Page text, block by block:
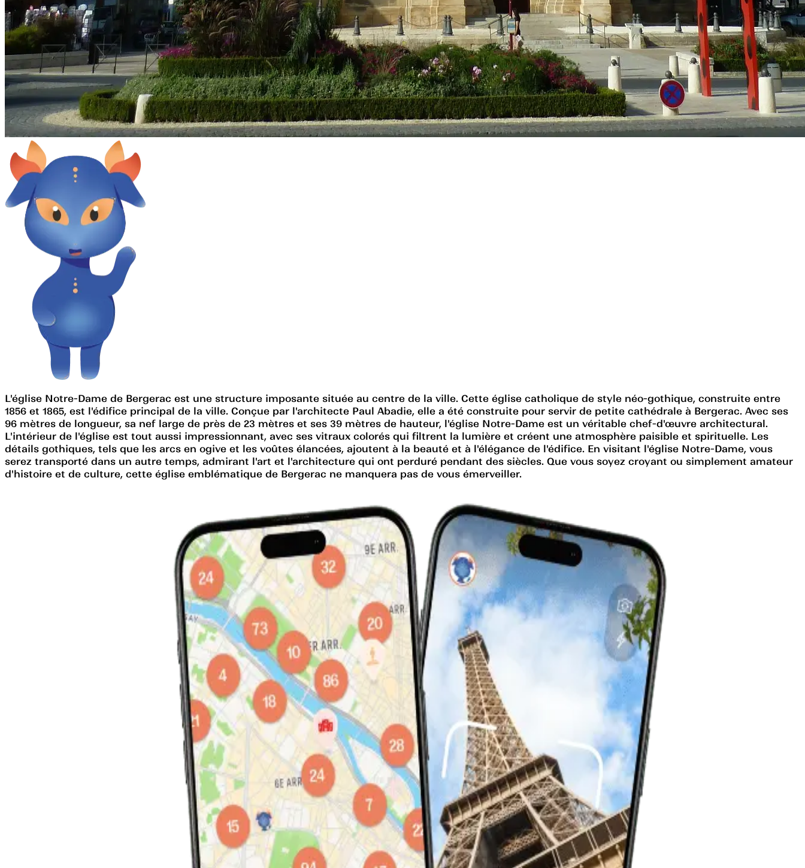
L'église Notre-Dame de Bergerac est une structure imposante située au centre de la ville. Cette église catholique de style néo-gothique, construite entre
1856 et 1865, est l'édifice principal de la ville. Conçue par l'architecte Paul Abadie, elle a été construite pour servir de petite cathédrale à Bergerac. Avec ses
96 mètres de longueur, sa nef large de près de 23 mètres et ses 39 mètres de hauteur, l'église Notre-Dame est un véritable chef-d'œuvre architectural.
L'intérieur de l'église est tout aussi impressionnant, avec ses vitraux colorés qui filtrent la lumière et créent une atmosphère paisible et spirituelle. Les
détails gothiques, tels que les arcs en ogive et les voûtes élancées, ajoutent à la beauté et à l'élégance de l'édifice. En visitant l'église Notre-Dame, vous
serez transporté dans un autre temps, admirant l'art et l'architecture qui ont perduré pendant des siècles. Que vous soyez croyant ou simplement amateur
d'histoire et de culture, cette église emblématique de Bergerac ne manquera pas de vous émerveiller.